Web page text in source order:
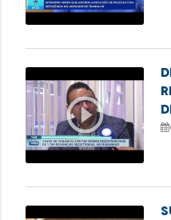
play_circle_outline